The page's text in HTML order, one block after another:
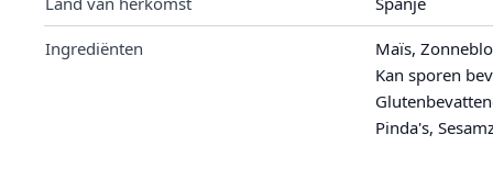
Mosterd Nee
Noten Ja
Nee
Ingrediënten
Maïs,
Kan sporen
Pinda's,